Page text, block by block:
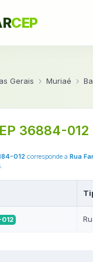
CEP
Gerais Muriaé
36884-
012 corresponde a Rua